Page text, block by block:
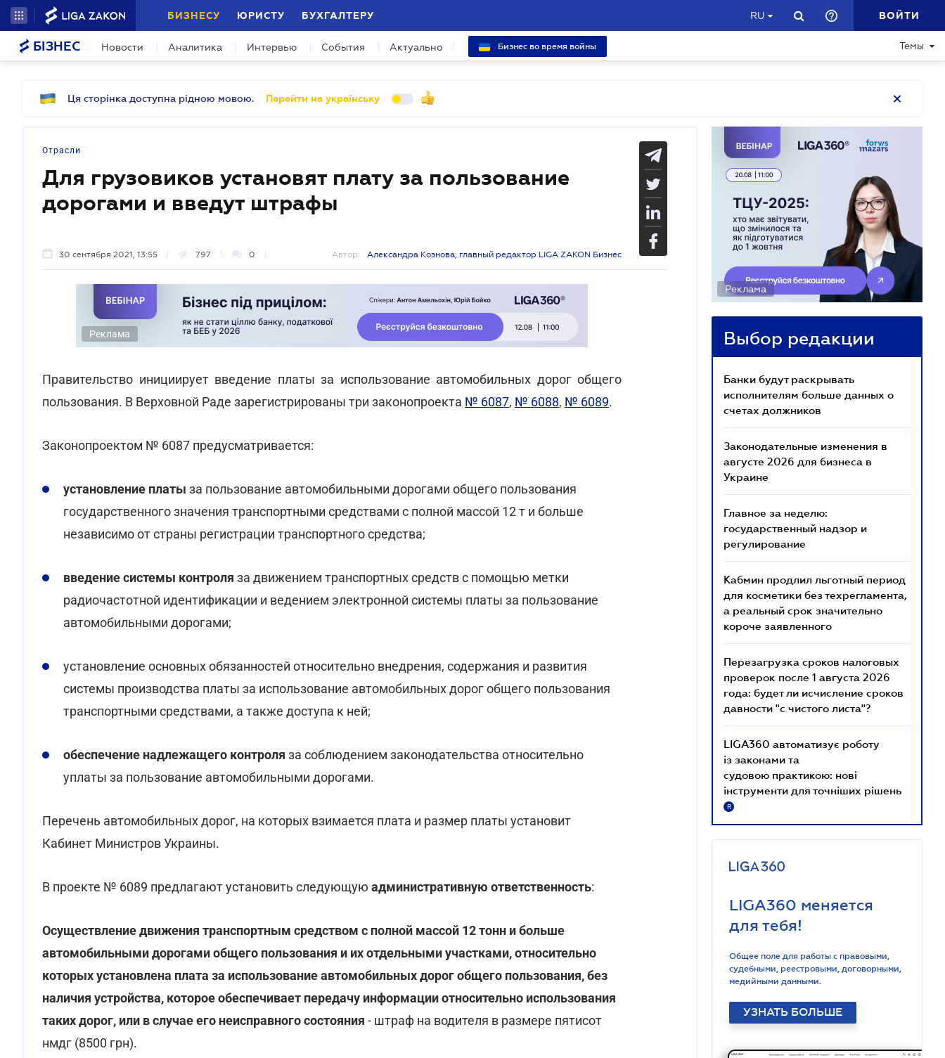
БИЗНЕСУ ЮРИСТУ БУХГАЛТЕРУ RU ВОЙТИ
БІЗНЕС Новости Аналитика Интервью События Актуально Бизнес во время войны Темы
Ця сторінка доступна рідною мовою. Перейти на українську
Отрасли
Для грузовиков установят плату за пользование
дорогами и введут штрафы
30 сентября 2021, 13:55 797 0 Автор: Александра Кознова, главный редактор LIGA ZAKON Бизнес
Реклама
Правительство инициирует введение платы за использование автомобильных дорог общего
пользования. В Верховной Раде зарегистрированы три законопроекта № 6087, № 6088, № 6089.
Законопроектом № 6087 предусматривается:
установление платы за пользование автомобильными дорогами общего пользования
государственного значения транспортными средствами с полной массой 12 т и больше
независимо от страны регистрации транспортного средства;
введение системы контроля за движением транспортных средств с помощью метки
радиочастотной идентификации и ведением электронной системы платы за пользование
автомобильными дорогами;
установление основных обязанностей относительно внедрения, содержания и развития
системы производства платы за использование автомобильных дорог общего пользования
транспортными средствами, а также доступа к ней;
обеспечение надлежащего контроля за соблюдением законодательства относительно
уплаты за пользование автомобильными дорогами.
Перечень автомобильных дорог, на которых взимается плата и размер платы установит
Кабинет Министров Украины.
В проекте № 6089 предлагают установить следующую административную ответственность:
Осуществление движения транспортным средством с полной массой 12 тонн и больше
автомобильными дорогами общего пользования и их отдельными участками, относительно
которых установлена плата за использование автомобильных дорог общего пользования, без
наличия устройства, которое обеспечивает передачу информации относительно использования
таких дорог, или в случае его неисправного состояния - штраф на водителя в размере пятисот
нмдг (8500 грн).
Реклама
Выбор редакции
Банки будут раскрывать
исполнителям больше данных о
счетах должников
Законодательные изменения в
августе 2026 для бизнеса в
Украине
Главное за неделю:
государственный надзор и
регулирование
Кабмин продлил льготный период
для косметики без техрегламента,
а реальный срок значительно
короче заявленного
Перезагрузка сроков налоговых
проверок после 1 августа 2026
года: будет ли исчисление сроков
давности "с чистого листа"?
LIGA360 автоматизує роботу
із законами та
судовою практикою: нові
інструменти для точніших рішень
R
LIGA360 меняется
для тебя!
Общее поле для работы с правовыми,
судебными, реестровыми, договорными,
медийными данными.
УЗНАТЬ БОЛЬШЕ